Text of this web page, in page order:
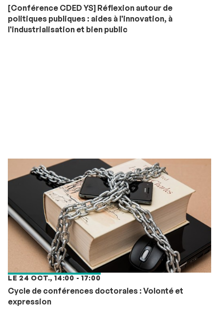
[Conférence CDED YS] Réflexion autour de
politiques publiques : aides à l'innovation, à
l'industrialisation et bien public
LE 24 OCT., 14:00 - 17:00
Cycle de conférences doctorales : Volonté et
expression